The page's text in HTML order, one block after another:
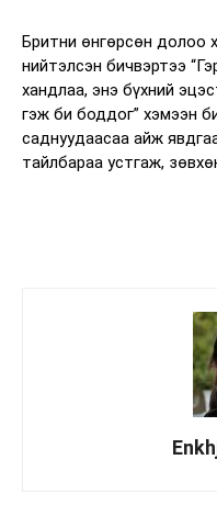
Бритни өнгөрсөн долоо
нийтэлсэн бичвэртээ
хандлаа, энэ бүхний
гэж би боддог” хэмээн
саднуудаасаа айж
тайлбараа устгаж,